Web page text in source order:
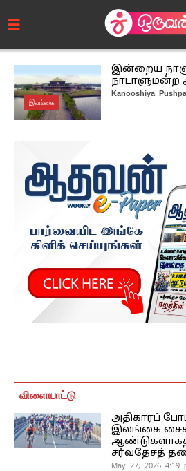
இலங்கை
இன்றைய
நாடாளுமன்ற
Kanooshiya
விளையாட்டு
அதிகாரப்
இலங்கை
சர்வதேசத்
May 27, 2026 4:19